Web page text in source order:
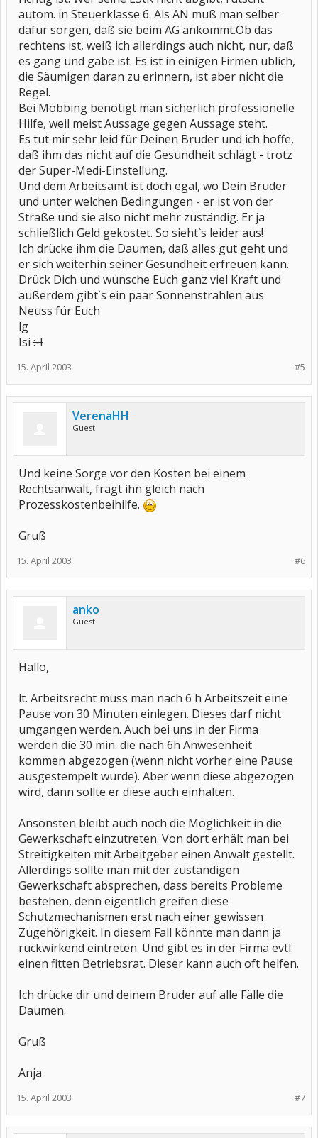
autom. in Steuerklasse 6. Als AN muß man selber
dafür sorgen, daß sie beim AG ankommt.Ob das
rechtens ist, weiß ich allerdings auch nicht, nur, daß
es gang und gäbe ist. Es ist in einigen Firmen üblich,
die Säumigen daran zu erinnern, ist aber nicht die
Regel.
Bei Mobbing benötigt man sicherlich professionelle
Hilfe, weil meist Aussage gegen Aussage steht.
Es tut mir sehr leid für Deinen Bruder und ich hoffe,
daß ihm das nicht auf die Gesundheit schlägt - trotz
der Super-Medi-Einstellung.
Und dem Arbeitsamt ist doch egal, wo Dein Bruder
und unter welchen Bedingungen - er ist von der
Straße und sie also nicht mehr zuständig. Er ja
schließlich Geld gekostet. So sieht`s leider aus!
Ich drücke ihm die Daumen, daß alles gut geht und
er sich weiterhin seiner Gesundheit erfreuen kann.
Drück Dich und wünsche Euch ganz viel Kraft und
außerdem gibt`s ein paar Sonnenstrahlen aus
Neuss für Euch
lg
Isi :-I
#5
15. April 2003
VerenaHH
Guest
Und keine Sorge vor den Kosten bei einem
Rechtsanwalt, fragt ihn gleich nach
Prozesskostenbeihilfe.
Gruß
#6
15. April 2003
anko
Guest
Hallo,
lt. Arbeitsrecht muss man nach 6 h Arbeitszeit eine
Pause von 30 Minuten einlegen. Dieses darf nicht
umgangen werden. Auch bei uns in der Firma
werden die 30 min. die nach 6h Anwesenheit
kommen abgezogen (wenn nicht vorher eine Pause
ausgestempelt wurde). Aber wenn diese abgezogen
wird, dann sollte er diese auch einhalten.
Ansonsten bleibt auch noch die Möglichkeit in die
Gewerkschaft einzutreten. Von dort erhält man bei
Streitigkeiten mit Arbeitgeber einen Anwalt gestellt.
Allerdings sollte man mit der zuständigen
Gewerkschaft absprechen, dass bereits Probleme
bestehen, denn eigentlich greifen diese
Schutzmechanismen erst nach einer gewissen
Zugehörigkeit. In diesem Fall könnte man dann ja
rückwirkend eintreten. Und gibt es in der Firma evtl.
einen fitten Betriebsrat. Dieser kann auch oft helfen.
Ich drücke dir und deinem Bruder auf alle Fälle die
Daumen.
Gruß
Anja
#7
15. April 2003